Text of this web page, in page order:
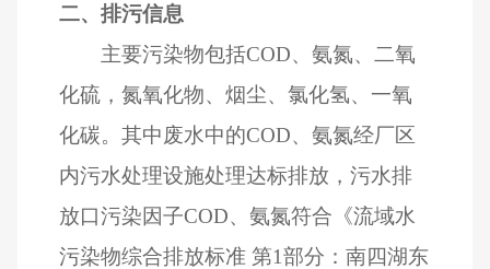
二、排污信息
主要污染物包括COD、氨氮、二氧
化硫，氮氧化物、烟尘、氯化氢、一氧
化碳。其中废水中的COD、氨氮经厂区
内污水处理设施处理达标排放，污水排
放口污染因子COD、氨氮符合《流域水
污染物综合排放标准 第1部分：南四湖东